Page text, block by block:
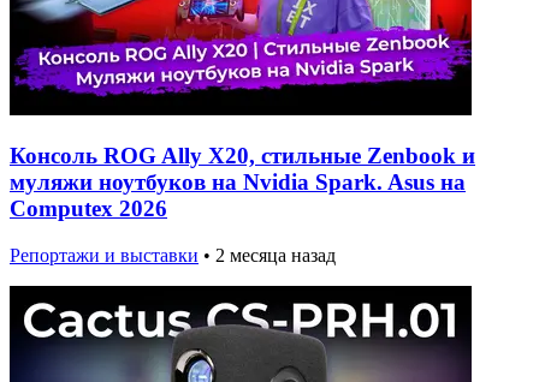
Консоль ROG Ally X20, стильные Zenbook и
муляжи ноутбуков на Nvidia Spark. Asus на
Computex 2026
Репортажи и выставки • 2 месяца назад